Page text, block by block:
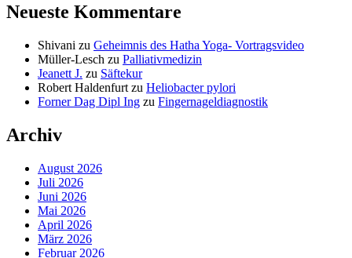
Neueste Kommentare
Shivani zu Geheimnis des Hatha Yoga- Vortragsvideo
Müller-Lesch zu Palliativmedizin
Jeanett J. zu Säftekur
Robert Haldenfurt zu Heliobacter pylori
Forner Dag Dipl Ing zu Fingernageldiagnostik
Archiv
August 2026
Juli 2026
Juni 2026
Mai 2026
April 2026
März 2026
Februar 2026